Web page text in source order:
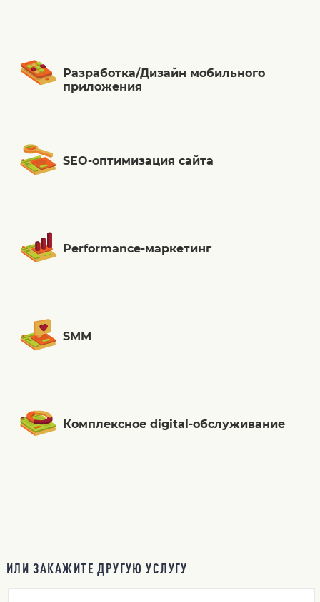
Разработка/Дизайн мобильного
приложения
SEO-оптимизация сайта
Performance-маркетинг
SMM
Комплексное digital-обслуживание
ИЛИ ЗАКАЖИТЕ ДРУГУЮ УСЛУГУ